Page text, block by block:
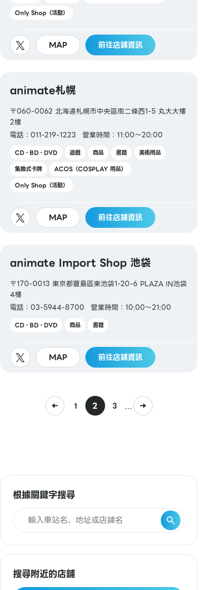
Only Shop（活動）
MAP 前往店鋪資訊
animate札幌
〒060-0062 北海道札幌市中央區南二條西1-5 丸大大樓
2樓
電話：011-219-1223
營業時間：11:00～20:00
CD・BD・DVD 遊戲 商品 書籍
美術用品
集換式卡牌
ACOS（COSPLAY 用品）
Only Shop（活動）
MAP 前往店鋪資訊
animate Import Shop 池袋
〒170-0013 東京都豐島區東池袋1-20-6 PLAZA IN池袋
4樓
電話：03-5944-8700
營業時間：10:00～21:00
CD・BD・DVD 商品 書籍
MAP 前往店鋪資訊
1 2 3 ...
根據關鍵字搜尋
搜尋附近的店鋪